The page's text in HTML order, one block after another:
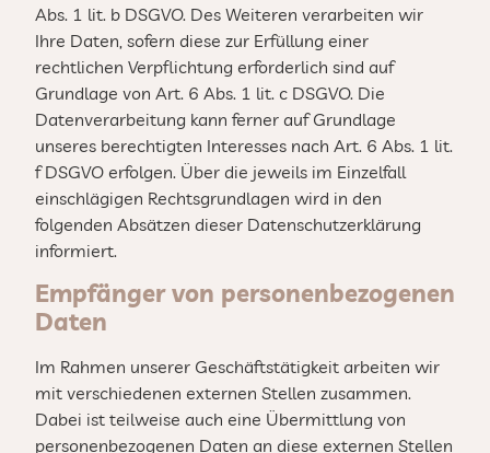
Abs. 1 lit. b DSGVO. Des Weiteren verarbeiten wir
Ihre Daten, sofern diese zur Erfüllung einer
rechtlichen Verpflichtung erforderlich sind auf
Grundlage von Art. 6 Abs. 1 lit. c DSGVO. Die
Datenverarbeitung kann ferner auf Grundlage
unseres berechtigten Interesses nach Art. 6 Abs. 1 lit.
f DSGVO erfolgen. Über die jeweils im Einzelfall
einschlägigen Rechtsgrundlagen wird in den
folgenden Absätzen dieser Datenschutzerklärung
informiert.
Empfänger von personenbezogenen
Daten
Im Rahmen unserer Geschäftstätigkeit arbeiten wir
mit verschiedenen externen Stellen zusammen.
Dabei ist teilweise auch eine Übermittlung von
personenbezogenen Daten an diese externen Stellen